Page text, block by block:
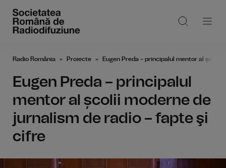
Radio România Proiecte Eugen Preda – principalul mentor al școlii
Eugen Preda – principalul
mentor al școlii moderne de
jurnalism de radio – fapte şi
cifre